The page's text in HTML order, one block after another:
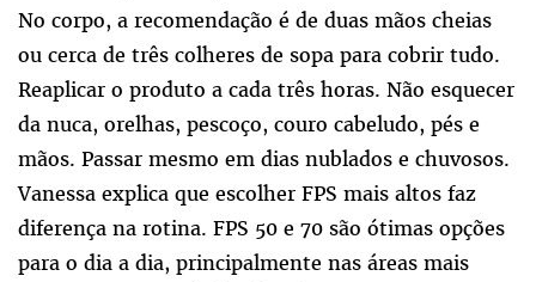
No corpo, a recomendação é de duas mãos cheias
ou cerca de três colheres de sopa para cobrir tudo.
Reaplicar o produto a cada três horas. Não esquecer
da nuca, orelhas, pescoço, couro cabeludo, pés e
mãos. Passar mesmo em dias nublados e chuvosos.
Vanessa explica que escolher FPS mais altos faz
diferença na rotina. FPS 50 e 70 são ótimas opções
para o dia a dia, principalmente nas áreas mais